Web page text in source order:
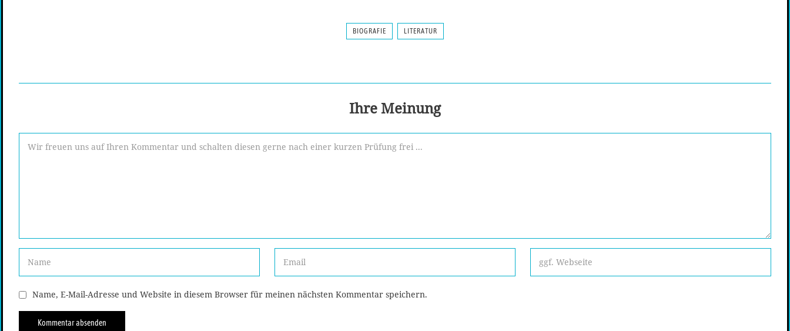
BIOGRAFIE LITERATUR
Ihre Meinung
Name, E-Mail-Adresse und Website in diesem Browser für meinen nächsten Kommentar speichern.